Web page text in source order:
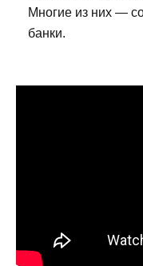
Многие из них —
банки.